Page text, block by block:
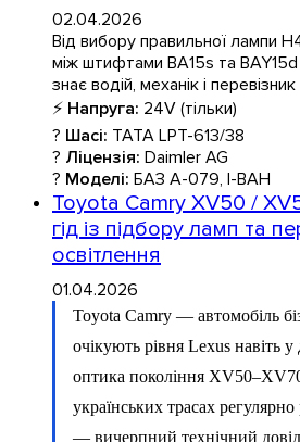
02.04.2026
Від вибору правильної лампи
між штифтами BA15s та
знає водій, механік і
⚡ Напруга: 24V (тільки)
? Шасі: TATA LPT-613/38
? Ліцензія: Daimler AG
? Моделі: БАЗ А-079, І-ВАН
Toyota Camry XV50 /
гід із підбору ламп та
освітлення
01.04.2026
Toyota Camry — автомобіль
очікують рівня Lexus навіть
оптика покоління
українських трасах
— вичерпний технічний